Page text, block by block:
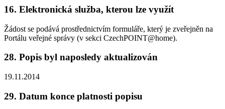
16. Elektronická služba, kterou lze využít
Žádost se podává prostřednictvím formuláře, který je zveřejněn na
Portálu veřejné správy (v sekci CzechPOINT@home).
28. Popis byl naposledy aktualizován
19.11.2014
29. Datum konce platnosti popisu